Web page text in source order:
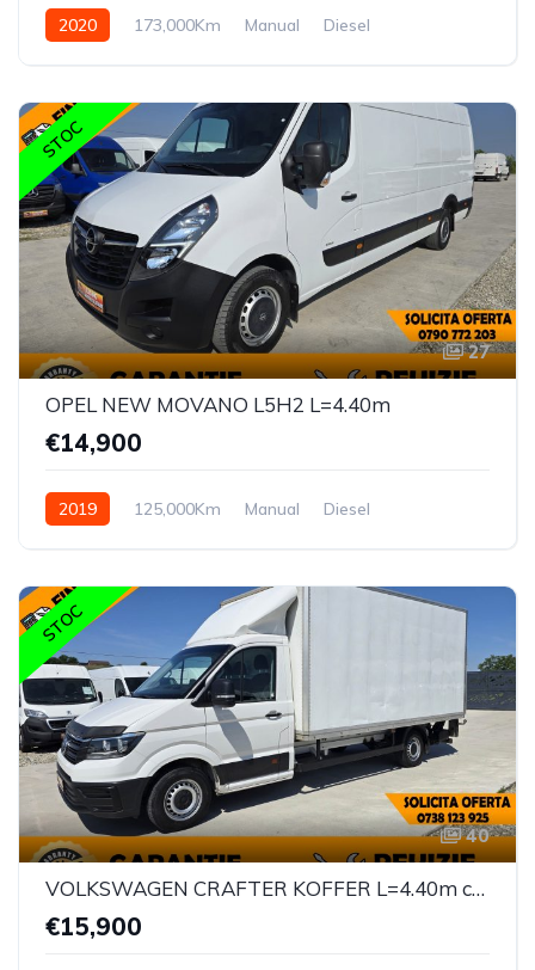
2020 173,000Km Manual Diesel
STOC
27
OPEL NEW MOVANO L5H2 L=4.40m
€14,900
2019 125,000Km Manual Diesel
STOC
40
VOLKSWAGEN CRAFTER KOFFER L=4.40m cu LIFT Hidraulic
€15,900